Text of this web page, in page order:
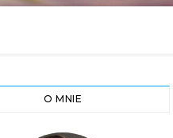
O MNIE